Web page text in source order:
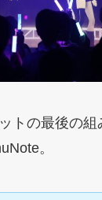
トの最後の組
。